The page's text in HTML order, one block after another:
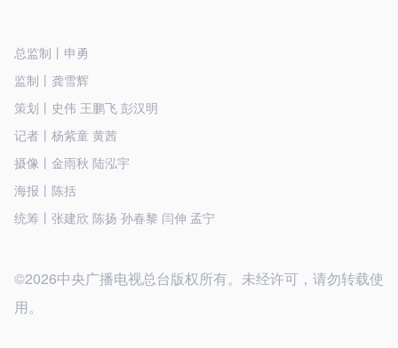
总监制丨申勇
监制丨龚雪辉
策划丨史伟 王鹏飞 彭汉明
记者丨杨紫童 黄茜
摄像丨金雨秋 陆泓宇
海报丨陈括
统筹丨张建欣 陈扬 孙春黎 闫伸 孟宁
©2026中央广播电视总台版权所有。未经许可，请勿转载使
用。